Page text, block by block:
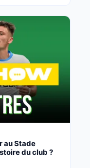
au Stade
du club ?